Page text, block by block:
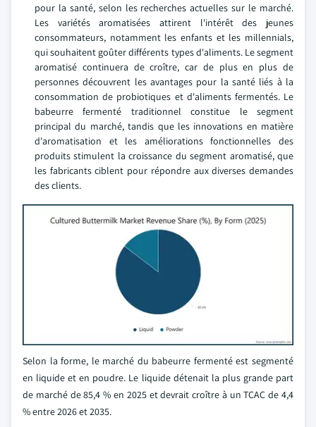
pour la santé, selon les recherches actuelles sur le marché.
Les variétés aromatisées attirent l'intérêt des jeunes
consommateurs, notamment les enfants et les millennials,
qui souhaitent goûter différents types d'aliments. Le segment
aromatisé continuera de croître, car de plus en plus de
personnes découvrent les avantages pour la santé liés à la
consommation de probiotiques et d'aliments fermentés. Le
babeurre fermenté traditionnel constitue le segment
principal du marché, tandis que les innovations en matière
d'aromatisation et les améliorations fonctionnelles des
produits stimulent la croissance du segment aromatisé, que
les fabricants ciblent pour répondre aux diverses demandes
des clients.
Selon la forme, le marché du babeurre fermenté est segmenté
en liquide et en poudre. Le liquide détenait la plus grande part
de marché de 85,4 % en 2025 et devrait croître à un TCAC de 4,4
% entre 2026 et 2035.